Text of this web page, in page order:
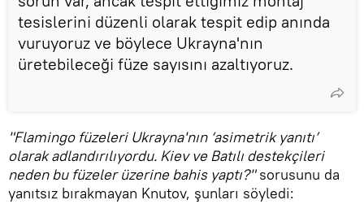
tesislerini düzenli olarak tespit edip anında
vuruyoruz ve böylece Ukrayna'nın
üretebileceği füze sayısını azaltıyoruz.
"Flamingo füzeleri Ukrayna'nın ‘asimetrik yanıtı’
olarak adlandırılıyordu. Kiev ve Batılı destekçileri
neden bu füzeler üzerine bahis yaptı?"sorusunu da
yanıtsız bırakmayan Knutov, şunları söyledi: